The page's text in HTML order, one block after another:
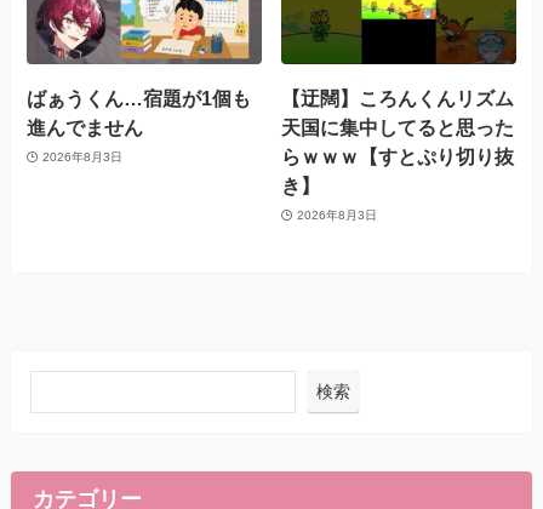
ばぁうくん…宿題が1個も
進んでません
2026年8月3日
【迂闊】ころんくんリズム
天国に集中してると思った
らｗｗｗ【すとぷり切り抜
き】
2026年8月3日
検索
カテゴリー